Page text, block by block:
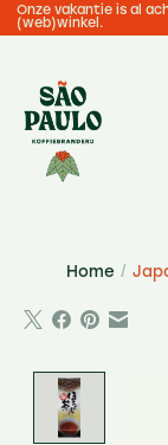
Onze vakantie is al
(web)winkel.
Home /